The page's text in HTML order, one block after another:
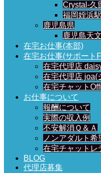
Crystal-久
福岡姪浜
鹿児島県
鹿児島天
在宅お仕事(本部)
在宅お仕事(サポート
在宅代理店
在宅代理店 joa(
在宅チャット
お仕事について
報酬について
実際の収入例
不安解消Ｑ＆Ａ
ノンアダルト希
在宅チャットレ
BLOG
代理店募集